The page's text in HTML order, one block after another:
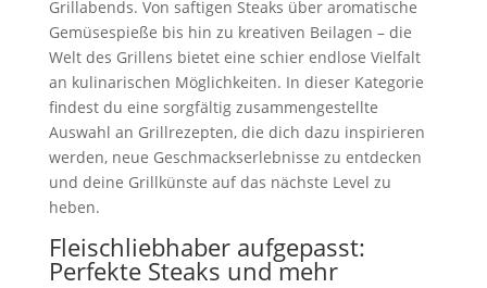
Grillabends. Von saftigen Steaks über aromatische
Gemüsespieße bis hin zu kreativen Beilagen – die
Welt des Grillens bietet eine schier endlose Vielfalt
an kulinarischen Möglichkeiten. In dieser Kategorie
findest du eine sorgfältig zusammengestellte
Auswahl an Grillrezepten, die dich dazu inspirieren
werden, neue Geschmackserlebnisse zu entdecken
und deine Grillkünste auf das nächste Level zu
heben.
Fleischliebhaber aufgepasst:
Perfekte Steaks und mehr